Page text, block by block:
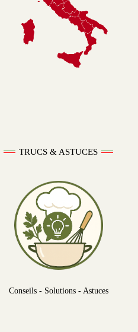
TRUCS & ASTUCES
Conseils - Solutions - Astuces